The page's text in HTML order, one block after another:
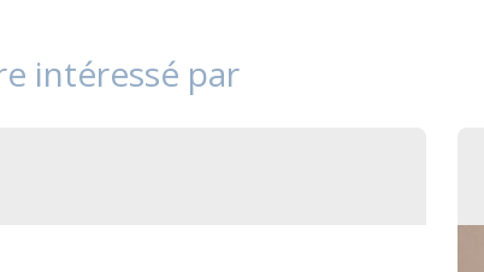
intéressé par